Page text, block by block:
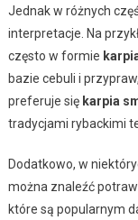
Jednak w różnych
interpretacje. Na
często w formie
bazie cebuli i
preferuje się karpia
tradycjami rybackimi
Dodatkowo, w
można znaleźć
które są popularnym